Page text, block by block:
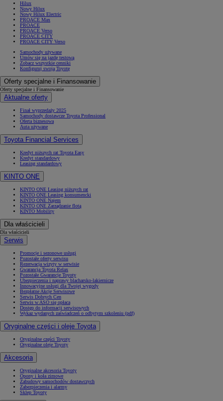
Hilux
Nowy Hilux
Nowy Hilux Electric
PROACE Max
PROACE
PROACE Verso
PROACE CITY
PROACE CITY Verso
Samochody używane
Umów się na jazdę testową
Zobacz wszystkie cenniki
Konfiguruj swoją Toyotę
Oferty specjalne i Finansowanie
Oferty specjalne i Finansowanie
Aktualne oferty
Finał wyprzedaży 2025
Samochody dostawcze Toyota Professional
Oferta biznesowa
Auta używane
Toyota Financial Services
Kredyt niższych rat Toyota Easy
Kredyt standardowy
Leasing standardowy
KINTO ONE
KINTO ONE Leasing niższych rat
KINTO ONE Leasing konsumencki
KINTO ONE Najem
KINTO ONE Zarządzanie flotą
KINTO Mobility
Dla właścicieli
Dla właścicieli
Serwis
Promocje i sezonowe usługi
Pozostałe oferty serwisu
Rezerwacja wizyty w serwisie
Gwarancja Toyota Relax
Pozostałe Gwarancje Toyoty
Ubezpieczenia i naprawy blacharsko-lakiernicze
Innowacyjne usługi dla Twojej wygody
Bezpłatne Akcje Serwisowe
Serwis Dobrych Cen
Serwis w ASO się opłaca
Dostęp do informacji serwisowych
Wykaz wydanych zaświadczeń o odbytym szkoleniu (pdf)
Oryginalne części i oleje Toyota
Oryginalne części Toyoty
Oryginalne oleje Toyoty
Akcesoria
Oryginalne akcesoria Toyoty
Opony i koła zimowe
Zabudowy samochodów dostawczych
Zabezpieczenia i alarmy
Sklep Toyoty